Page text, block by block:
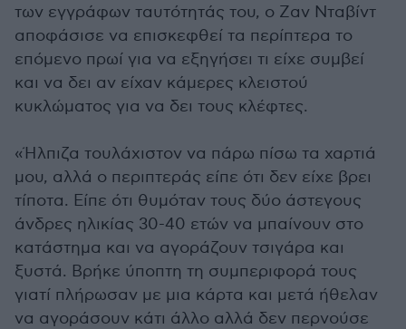
των εγγράφων ταυτότητάς του, ο Ζαν Νταβίντ
αποφάσισε να επισκεφθεί τα περίπτερα το
επόμενο πρωί για να εξηγήσει τι είχε συμβεί
και να δει αν είχαν κάμερες κλειστού
κυκλώματος για να δει τους κλέφτες.
«Ήλπιζα τουλάχιστον να πάρω πίσω τα χαρτιά
μου, αλλά ο περιπτεράς είπε ότι δεν είχε βρει
τίποτα. Είπε ότι θυμόταν τους δύο άστεγους
άνδρες ηλικίας 30-40 ετών να μπαίνουν στο
κατάστημα και να αγοράζουν τσιγάρα και
ξυστά. Βρήκε ύποπτη τη συμπεριφορά τους
γιατί πλήρωσαν με μια κάρτα και μετά ήθελαν
να αγοράσουν κάτι άλλο αλλά δεν περνούσε